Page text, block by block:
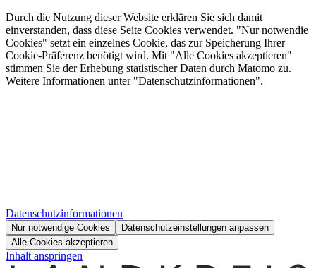
Durch die Nutzung dieser Website erklären Sie sich damit
einverstanden, dass diese Seite Cookies verwendet. "Nur notwendie
Cookies" setzt ein einzelnes Cookie, das zur Speicherung Ihrer
Cookie-Präferenz benötigt wird. Mit "Alle Cookies akzeptieren"
stimmen Sie der Erhebung statistischer Daten durch Matomo zu.
Weitere Informationen unter "Datenschutzinformationen".
Datenschutzinformationen
Nur notwendige Cookies
Datenschutzeinstellungen anpassen
Alle Cookies akzeptieren
Inhalt anspringen